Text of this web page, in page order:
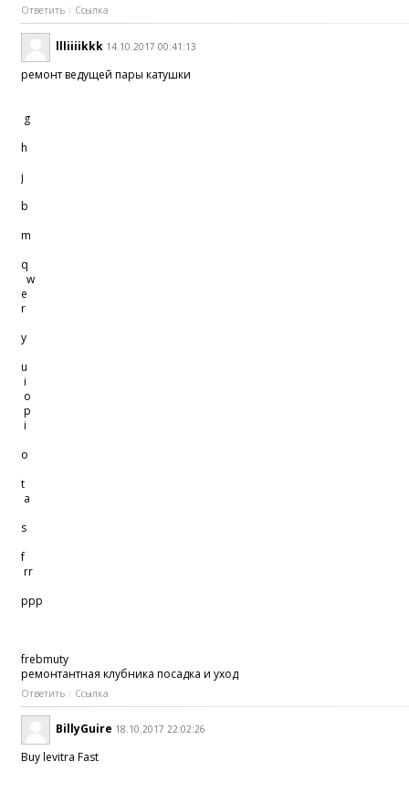
Ответить Ссылка
llliiiikkk 14.10.2017 00:41:13
ремонт ведущей пары катушки
g
h
j
b
m
q
w
e
r
y
u
i
o
p
i
o
t
a
s
f
rr
ррр
frebmuty
ремонтантная клубника посадка и уход
Ответить Ссылка
BillyGuire 18.10.2017 22:02:26
Buy levitra Fast